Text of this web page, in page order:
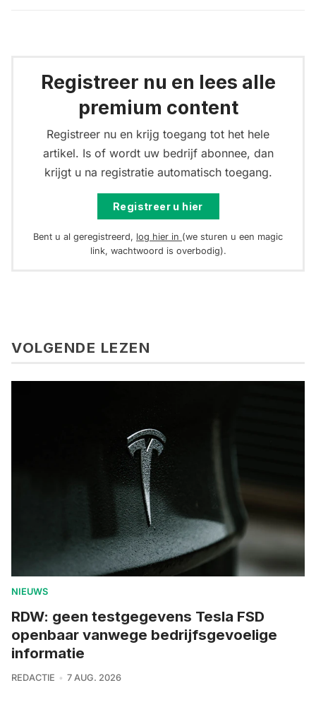
Registreer nu en lees alle
premium content
Registreer nu en krijg toegang tot het hele
artikel. Is of wordt uw bedrijf abonnee, dan
krijgt u na registratie automatisch toegang.
Registreer u hier
Bent u al geregistreerd, log hier in (we sturen u een magic
link, wachtwoord is overbodig).
VOLGENDE LEZEN
NIEUWS
RDW: geen testgegevens Tesla FSD
openbaar vanwege bedrijfsgevoelige
informatie
REDACTIE 7 AUG. 2026